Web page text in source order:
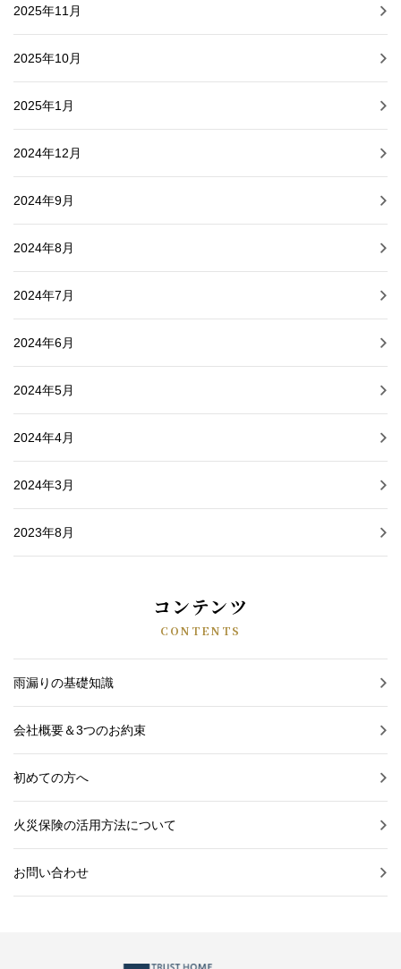
2025年11月
2025年10月
2025年1月
2024年12月
2024年9月
2024年8月
2024年7月
2024年6月
2024年5月
2024年4月
2024年3月
2023年8月
コンテンツ
CONTENTS
雨漏りの基礎知識
会社概要＆3つのお約束
初めての方へ
火災保険の活用方法について
お問い合わせ